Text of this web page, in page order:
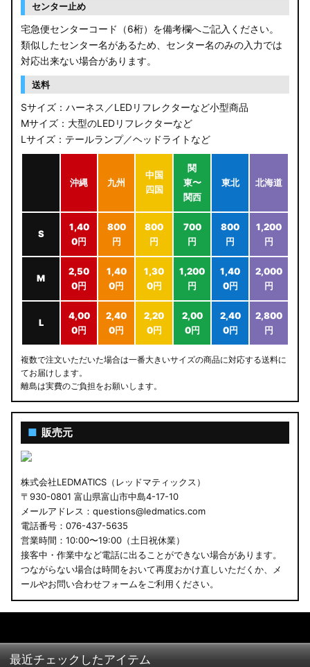
センター止め
宅急便センターコード（6桁）を備考欄へご記入ください。
類似したセンター名があるため、センター名のみの入力では
対応出来ない場合があります。
送料
Sサイズ：ハーネス／LEDリフレクターなど小型商品
Mサイズ：大型のLEDリフレクターなど
Lサイズ：テールランプ／ヘッドライトなど
沖縄 九州
中国
四国
関
東〜
関西
東北 北海道
S
1,40
0円
800
円
800
円
700
円
800
円
1,200
円
M
2,50
0円
1,40
0円
1,30
0円
1,200
円
1,40
0円
2,000
円
L
4,00
0円
2,40
0円
2,20
0円
2,00
0円
2,40
0円
2,800
円
複数で注文いただいた場合は一番大きいサイズの商品に対応する送料に
てお届けします。
離島は実費のご負担をお願いします。
■ 販売元
株式会社LEDMATICS（レッドマティックス）
〒930-0801 富山県富山市中島4-17-10
メールアドレス：questions@ledmatics.com
電話番号：076-437-5635
営業時間：10:00〜19:00（土日祝休業）
接客中・作業中など電話に出ることができない場合があります。
つながらない場合は時間をおいて再度おかけ直しいただくか、メ
ールやお問い合わせフォームをご利用ください。
最近チェックしたアイテム